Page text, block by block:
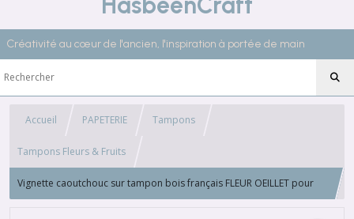
Créativité au cœur de l'ancien, l'inspiration à portée de main
Accueil PAPETERIE Tampons
Tampons Fleurs & Fruits
Vignette caoutchouc sur tampon bois français FLEUR OEILLET pour